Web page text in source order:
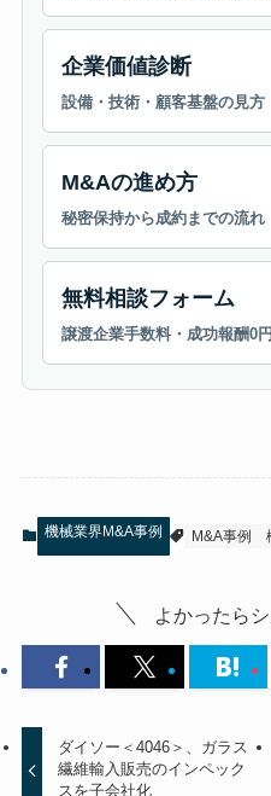
企業価値診断
設備・技術・顧客基盤の見方
M&Aの進め方
秘密保持から成約までの流れ
無料相談フォーム
譲渡企業手数料・成功報酬0
機械業界M&A事例 M&A事例
よかったら
ダイソー＜4046＞、ガラス
繊維輸入販売のインペック
スを子会社化